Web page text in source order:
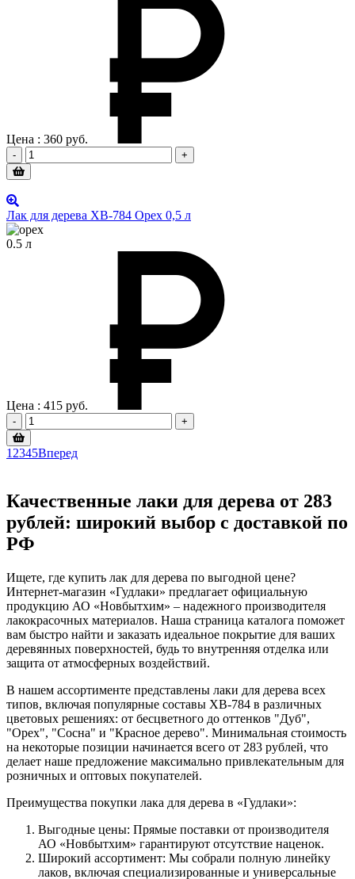
Цена : 360 руб.
- +
Лак для дерева ХВ-784 Орех 0,5 л
0.5 л
Цена : 415 руб.
- +
1 2345Вперед
Качественные лаки для дерева от 283
рублей: широкий выбор с доставкой по
РФ
Ищете, где купить лак для дерева по выгодной цене?
Интернет-магазин «Гудлаки» предлагает официальную
продукцию АО «Новбытхим» – надежного производителя
лакокрасочных материалов. Наша страница каталога поможет
вам быстро найти и заказать идеальное покрытие для ваших
деревянных поверхностей, будь то внутренняя отделка или
защита от атмосферных воздействий.
В нашем ассортименте представлены лаки для дерева всех
типов, включая популярные составы ХВ-784 в различных
цветовых решениях: от бесцветного до оттенков "Дуб",
"Орех", "Сосна" и "Красное дерево". Минимальная стоимость
на некоторые позиции начинается всего от 283 рублей, что
делает наше предложение максимально привлекательным для
розничных и оптовых покупателей.
Преимущества покупки лака для дерева в «Гудлаки»:
Выгодные цены: Прямые поставки от производителя
АО «Новбытхим» гарантируют отсутствие наценок.
Широкий ассортимент: Мы собрали полную линейку
лаков, включая специализированные и универсальные